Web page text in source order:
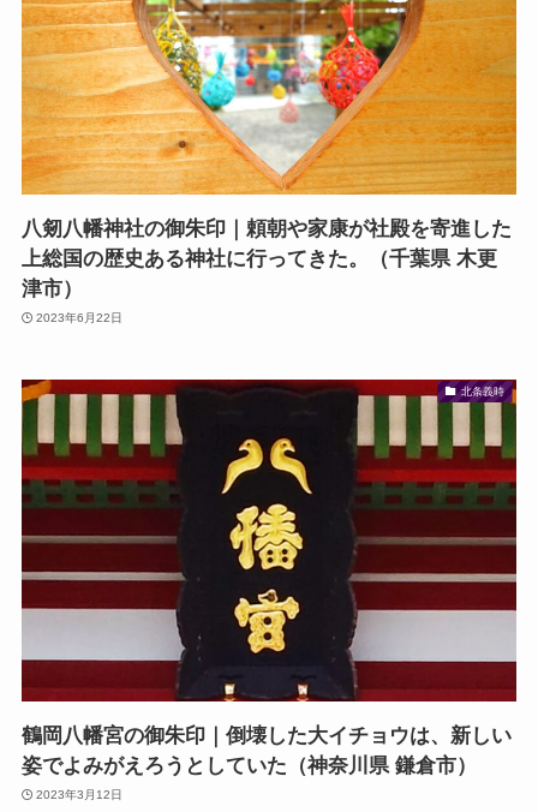
八剱八幡神社の御朱印｜頼朝や家康が社殿を寄進した
上総国の歴史ある神社に行ってきた。（千葉県 木更
津市）
2023年6月22日
北条義時
鶴岡八幡宮の御朱印｜倒壊した大イチョウは、新しい
姿でよみがえろうとしていた（神奈川県 鎌倉市）
2023年3月12日